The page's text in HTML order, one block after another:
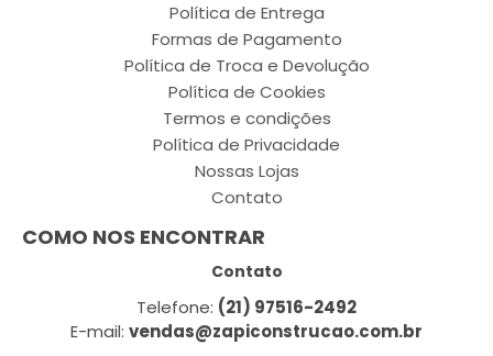
Política de Entrega
Formas de Pagamento
Política de Troca e Devolução
Política de Cookies
Termos e condições
Política de Privacidade
Nossas Lojas
Contato
COMO NOS ENCONTRAR
Contato
Telefone: (21) 97516-2492
E-mail: vendas@zapiconstrucao.com.br